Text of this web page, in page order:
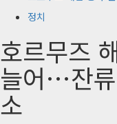
정치
호르무즈
늘어…잔
소